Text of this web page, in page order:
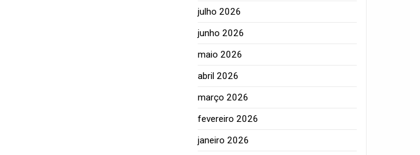
julho 2026
junho 2026
maio 2026
abril 2026
março 2026
fevereiro 2026
janeiro 2026